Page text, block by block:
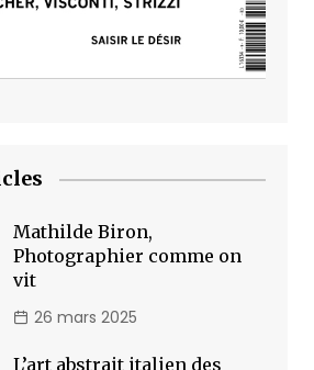
Mathilde Biron,
Photographier comme on
vit
26 mars 2025
L’art abstrait italien des